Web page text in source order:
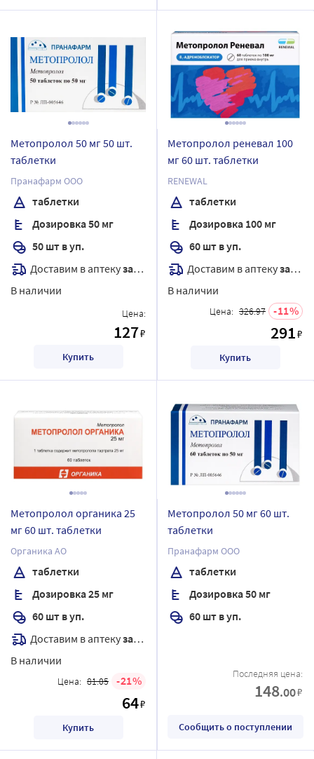
Метопролол 50 мг 50 шт.
таблетки
Пранафарм ООО
таблетки
Дозировка 50 мг
50 шт в уп.
Доставим в аптекузавтра
В наличии
Цена:
127₽
Купить
Метопролол реневал 100
мг 60 шт. таблетки
RENEWAL
таблетки
Дозировка 100 мг
60 шт в уп.
Доставим в аптекузавтра
В наличии
Цена: 326.97 11
291₽
Купить
Метопролол органика 25
мг 60 шт. таблетки
Органика АО
таблетки
Дозировка 25 мг
60 шт в уп.
Доставим в аптекузавтра
В наличии
Цена: 81.05 21
64₽
Купить
Метопролол 50 мг 60 шт.
таблетки
Пранафарм ООО
таблетки
Дозировка 50 мг
60 шт в уп.
Последняя цена:
148.00₽
Сообщить о поступлении